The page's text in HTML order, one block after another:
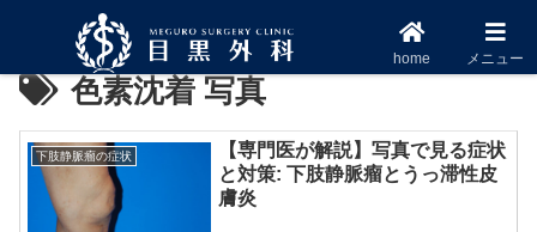
色素沈着 写真
下肢静脈瘤の症状
【専門医が解説】写真で見る症状
と対策: 下肢静脈瘤とうっ滞性皮
膚炎
home メニュー